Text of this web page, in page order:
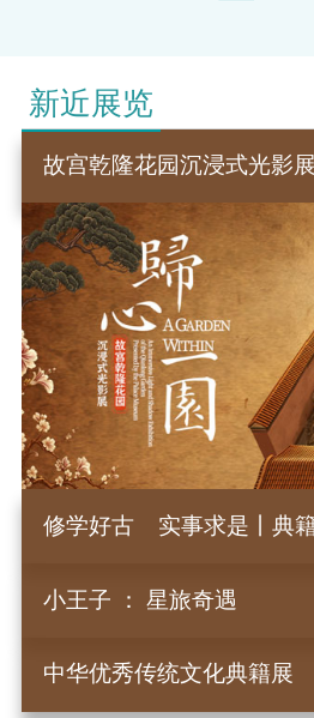
新近展览
故宫乾隆花园沉浸式光影展
修学好古 实事求是丨典
小王子 ： 星旅奇遇
中华优秀传统文化典籍展